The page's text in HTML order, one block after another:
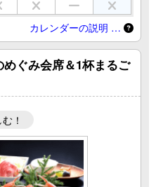
カレンダーの説明 …
めぐみ会席＆1杯まるご
！